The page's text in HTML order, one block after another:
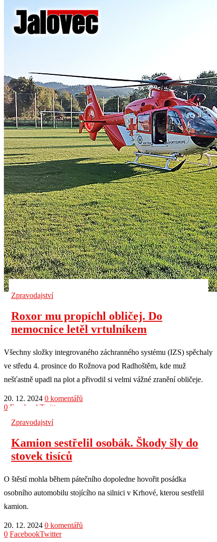
Zpravodajství
Roxor mu propíchl obličej. Do
nemocnice letěl vrtulníkem
Všechny složky integrovaného záchranného systému (IZS) spěchaly
ve středu 4. prosince do Rožnova pod Radhoštěm, kde muž
nešťastně upadl na plot a přivodil si velmi vážné zranění obličeje.
20. 12. 2024 0 komentářů
0 Facebook Twitter
Zpravodajství
Kamion sestřelil osobák. Škody šly do
stovek tisíců
O štěstí mohla během pátečního dopoledne hovořit posádka
osobního automobilu stojícího na silnici v Krhové, kterou sestřelil
kamion.
20. 12. 2024 0 komentářů
0 FacebookTwitter